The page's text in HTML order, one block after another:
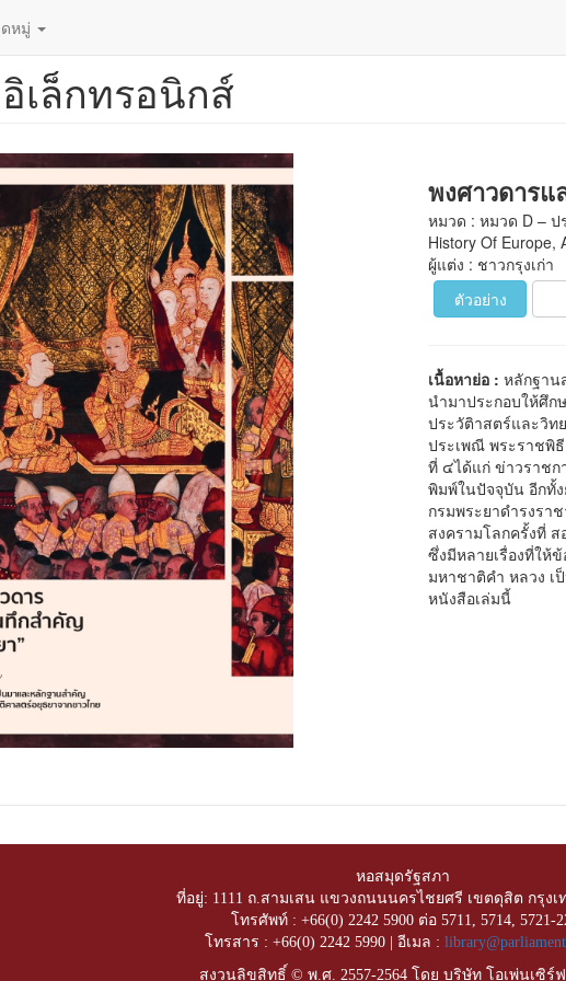
หมู่
เล็กทรอนิกส์
พงศาวดาร
หมวด : หมวด D – ป
History Of Europe,
ผู้แต่ง : ชาวกรุงเก่า
ตัวอย่าง
เนื้อหาย่อ :หลักฐาน
นำมาประกอบให้ศึก
ประวัติาสตร์และวิท
ประเพณี พระราชพิ
ที่ ๔ได้แก่ ข่าวราชกา
พิมพ์ในปัจจุบัน อีกทั้
กรมพระยาดำรงรา
สงครามโลกครั้งที่
ซึ่งมีหลายเรื่องที่ให้
มหาชาติคำ หลวง เ
หนังสือเล่มนี้
หอสมุดรัฐสภา
ที่อยู่: 1111 ถ.สามเสน แขวงถนนนครไชยศรี เขตดุสิต กรุงเ
โทรศัพท์ : +66(0) 2242 5900 ต่อ 5711, 5714, 5721-
โทรสาร : +66(0) 2242 5990 | อีเมล :
สงวนลิขสิทธิ์ © พ.ศ. 2557-2564 โดย บริษัท โอเพ่นเซิร์